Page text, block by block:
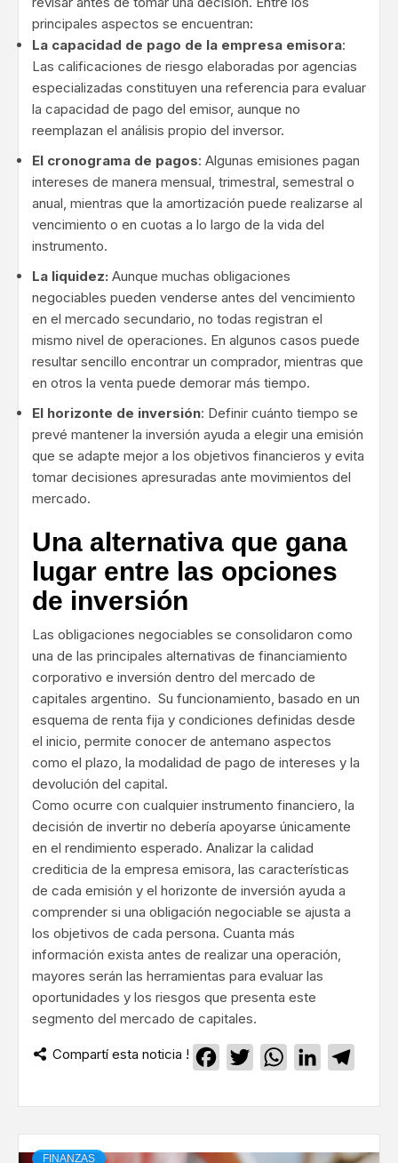
principales aspectos se encuentran:
La capacidad de pago de la empresa emisora:
Las calificaciones de riesgo elaboradas por agencias
especializadas constituyen una referencia para evaluar
la capacidad de pago del emisor, aunque no
reemplazan el análisis propio del inversor.
El cronograma de pagos: Algunas emisiones pagan
intereses de manera mensual, trimestral, semestral o
anual, mientras que la amortización puede realizarse al
vencimiento o en cuotas a lo largo de la vida del
instrumento.
La liquidez: Aunque muchas obligaciones
negociables pueden venderse antes del vencimiento
en el mercado secundario, no todas registran el
mismo nivel de operaciones. En algunos casos puede
resultar sencillo encontrar un comprador, mientras que
en otros la venta puede demorar más tiempo.
El horizonte de inversión: Definir cuánto tiempo se
prevé mantener la inversión ayuda a elegir una emisión
que se adapte mejor a los objetivos financieros y evita
tomar decisiones apresuradas ante movimientos del
mercado.
Una alternativa que gana
lugar entre las opciones
de inversión
Las obligaciones negociables se consolidaron como
una de las principales alternativas de financiamiento
corporativo e inversión dentro del mercado de
capitales argentino. Su funcionamiento, basado en un
esquema de renta fija y condiciones definidas desde
el inicio, permite conocer de antemano aspectos
como el plazo, la modalidad de pago de intereses y la
devolución del capital.
Como ocurre con cualquier instrumento financiero, la
decisión de invertir no debería apoyarse únicamente
en el rendimiento esperado. Analizar la calidad
crediticia de la empresa emisora, las características
de cada emisión y el horizonte de inversión ayuda a
comprender si una obligación negociable se ajusta a
los objetivos de cada persona. Cuanta más
información exista antes de realizar una operación,
mayores serán las herramientas para evaluar las
oportunidades y los riesgos que presenta este
segmento del mercado de capitales.
Compartí esta noticia ! Facebook
TwitterWhatsApp
LinkedIn
FINANZAS